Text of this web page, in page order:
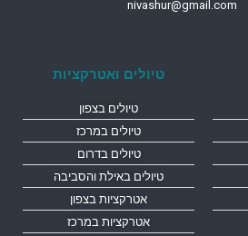
nivashur@gmail.com
טיולים ואטרקציות
טיולים בצפון
טיולים במרכז
טיולים בדרום
טיולים באילת והסביבה
אטרקציות בצפון
אטרקציות במרכז